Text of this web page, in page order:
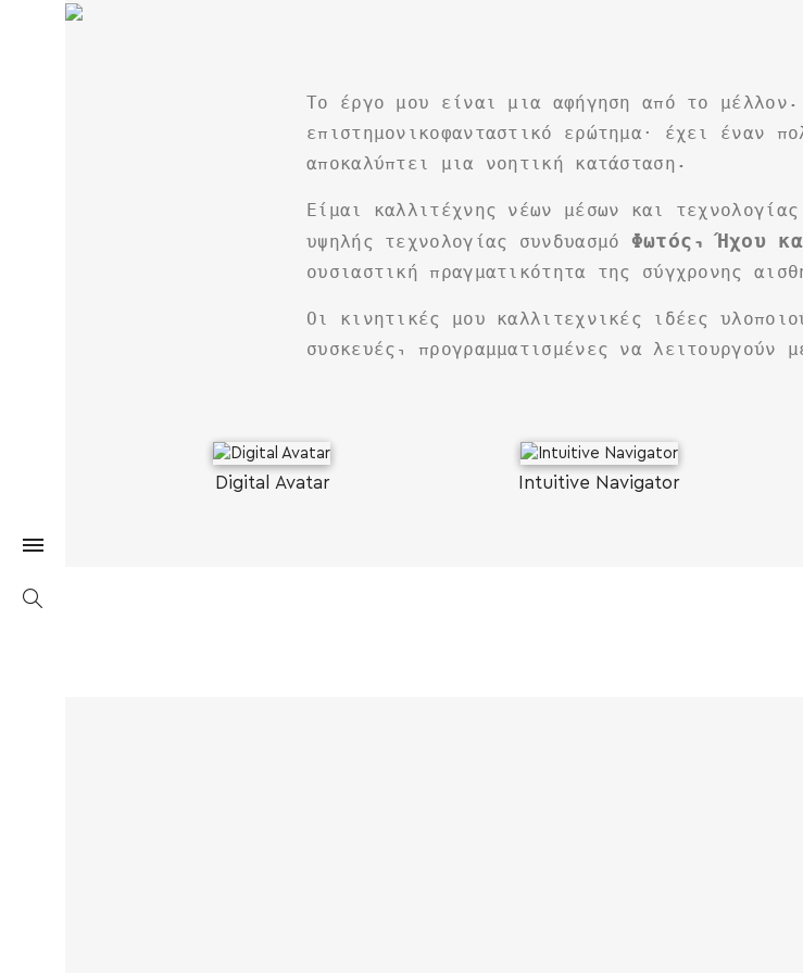
Το έργο μου είναι μια αφήγηση από το
επιστημονικοφανταστικό ερώτημα· έχει έναν
αποκαλύπτει μια νοητική κατάσταση.
Είμαι καλλιτέχνης νέων μέσων και
υψηλής τεχνολογίας συνδυασμό Φωτός, Ήχου
ουσιαστική πραγματικότητα της σύγχρονης
Οι κινητικές μου καλλιτεχνικές ιδέες
συσκευές, προγραμματισμένες να λειτουργούν
Digital Avatar Intuitive Navigator